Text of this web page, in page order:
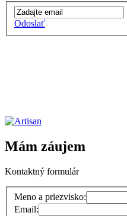
Odoslať
Mám záujem
Kontaktný formulár
Meno a priezvisko:
Email: